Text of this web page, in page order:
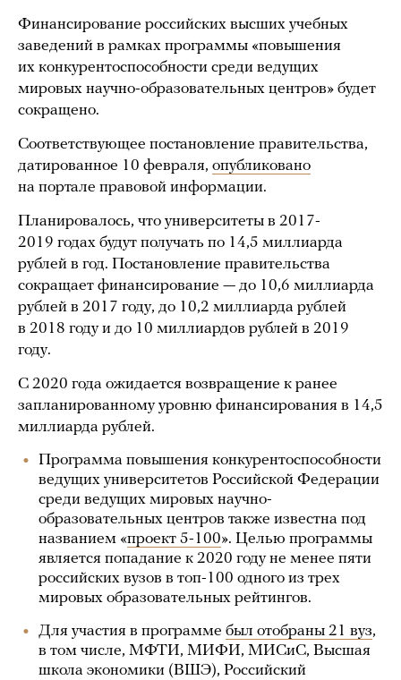
Финансирование российских высших учебных
заведений в рамках программы «повышения
их конкурентоспособности среди ведущих
мировых научно-образовательных центров» будет
сокращено.
Соответствующее постановление правительства,
датированное 10 февраля, опубликовано
на портале правовой информации.
Планировалось, что университеты в 2017-
2019 годах будут получать по 14,5 миллиарда
рублей в год. Постановление правительства
сокращает финансирование — до 10,6 миллиарда
рублей в 2017 году, до 10,2 миллиарда рублей
в 2018 году и до 10 миллиардов рублей в 2019
году.
С 2020 года ожидается возвращение к ранее
запланированному уровню финансирования в 14,5
миллиарда рублей.
Программа повышения конкурентоспособности
ведущих университетов Российской Федерации
среди ведущих мировых научно-
образовательных центров также известна под
названием «проект 5-100». Целью программы
является попадание к 2020 году не менее пяти
российских вузов в топ-100 одного из трех
мировых образовательных рейтингов.
Для участия в программе был отобраны 21 вуз,
в том числе, МФТИ, МИФИ, МИСиС, Высшая
школа экономики (ВШЭ), Российский